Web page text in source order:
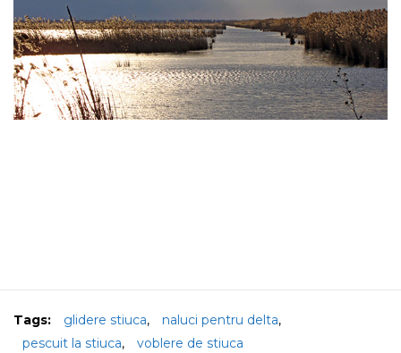
Tags: glidere stiuca, naluci pentru delta,
pescuit la stiuca, voblere de stiuca